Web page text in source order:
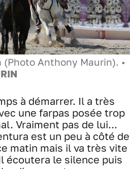
(Photo Anthony Maurin). •
à démarrer. Il a très
une farpas posée trop
Vraiment pas de lui...
est un peu à côté de
matin mais il va très vite
écoutera le silence puis